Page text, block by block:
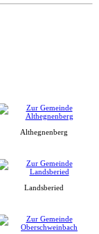
Althegnenberg
Landsberied